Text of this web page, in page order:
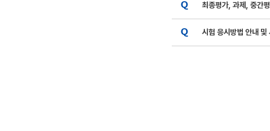
최종평가, 과제, 중간
시험 응시방법 안내 및